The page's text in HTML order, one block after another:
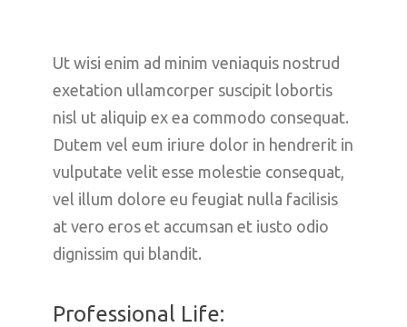
Ut wisi enim ad minim veniaquis nostrud
exetation ullamcorper suscipit lobortis
nisl ut aliquip ex ea commodo consequat.
Dutem vel eum iriure dolor in hendrerit in
vulputate velit esse molestie consequat,
vel illum dolore eu feugiat nulla facilisis
at vero eros et accumsan et iusto odio
dignissim qui blandit.
Professional Life: